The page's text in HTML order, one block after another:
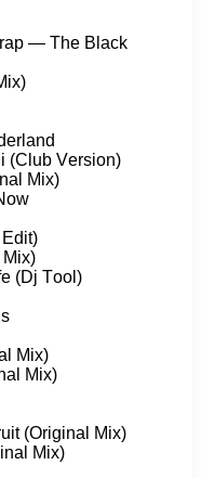
— Thе Blасk
(Club Vеrsiоn)
Mix)
(Dj Tооl)
Mix)
Mix)
(Originаl Mix)
Mix)